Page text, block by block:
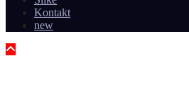
Kontakt
new